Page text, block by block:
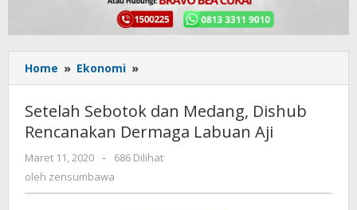
Home » Ekonomi »
Sebotok
dan
Medang,
Dishub
Rencanakan
Setelah Sebotok dan Medang, Dishub
Rencanakan Dermaga Labuan Aji
Maret 11, 2020
oleh
zensumbawa
-
686 Dilihat
oleh zensumbawa